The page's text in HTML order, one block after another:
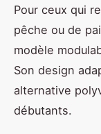
Pour ceux qui
pêche ou de
modèle
Son design
alternative
débutants.